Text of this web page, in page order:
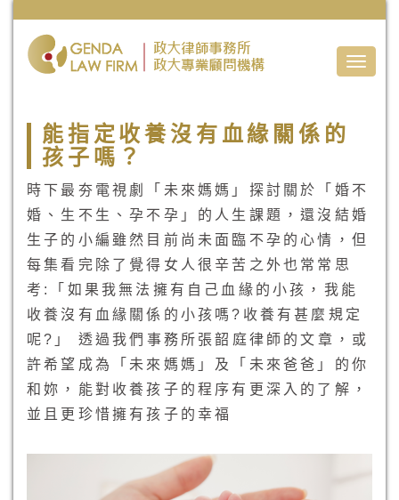
Toggle
能指定收養沒有血緣關係的
孩子嗎？
時下最夯電視劇「未來媽媽」探討關於「婚不
婚、生不生、孕不孕」的人生課題，還沒結婚
生子的小編雖然目前尚未面臨不孕的心情，但
每集看完除了覺得女人很辛苦之外也常常思
考:「如果我無法擁有自己血緣的小孩，我能
收養沒有血緣關係的小孩嗎?收養有甚麼規定
呢?」 透過我們事務所張韶庭律師的文章，或
許希望成為「未來媽媽」及「未來爸爸」的你
和妳，能對收養孩子的程序有更深入的了解，
並且更珍惜擁有孩子的幸福